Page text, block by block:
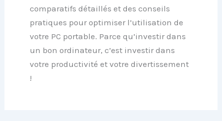
comparatifs détaillés et desconseils
pratiques pour optimiser l’utilisation de
votre PC portable. Parce qu’investir dans
un bon ordinateur, c’est investir dans
votre productivité et votre divertissement
!